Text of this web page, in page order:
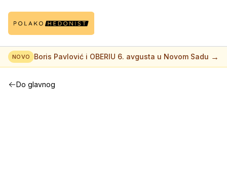
NOVO Boris Pavlović i OBERIU 6. avgusta u Novom Sadu →
Do glavnog